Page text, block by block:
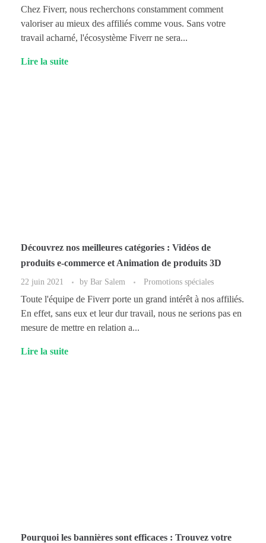
Chez Fiverr, nous recherchons constamment comment
valoriser au mieux des affiliés comme vous. Sans votre
travail acharné, l'écosystème Fiverr ne sera...
Lire la suite
Découvrez nos meilleures catégories : Vidéos de
produits e-commerce et Animation de produits 3D
22 juin 2021 by Bar Salem Promotions spéciales
Toute l'équipe de Fiverr porte un grand intérêt à nos affiliés.
En effet, sans eux et leur dur travail, nous ne serions pas en
mesure de mettre en relation a...
Lire la suite
Pourquoi les bannières sont efficaces : Trouvez votre